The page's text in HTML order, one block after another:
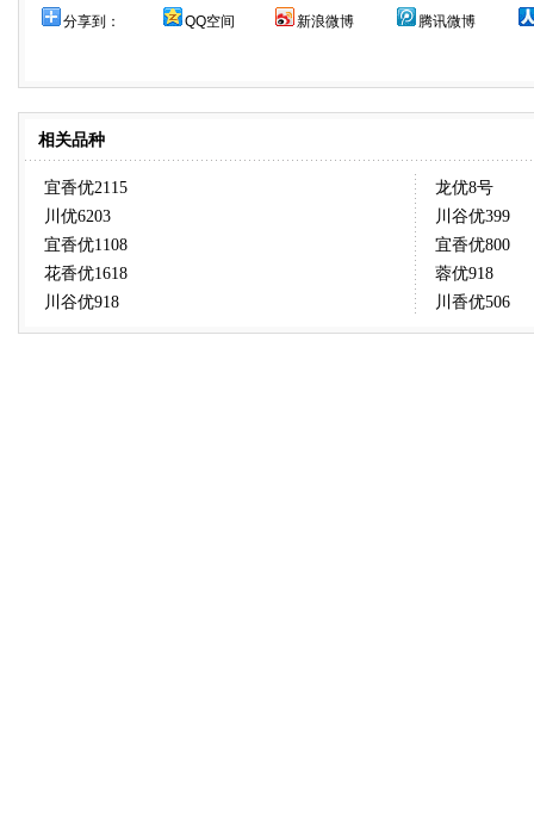
分享到： QQ空间 新浪微博 腾讯微博
相关品种
宜香优2115
川优6203
宜香优1108
花香优1618
川谷优918
龙优8号
川谷优399
宜香优800
蓉优918
川香优506